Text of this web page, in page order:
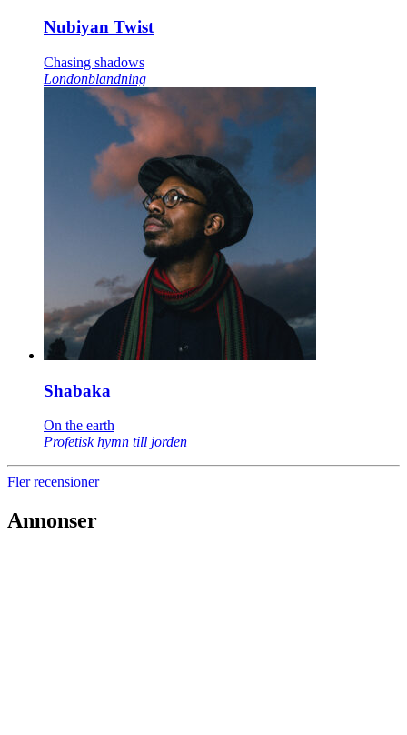
Nubiyan Twist
Chasing shadows
Londonblandning
Shabaka
On the earth
Profetisk hymn till jorden
Fler recensioner
Annonser